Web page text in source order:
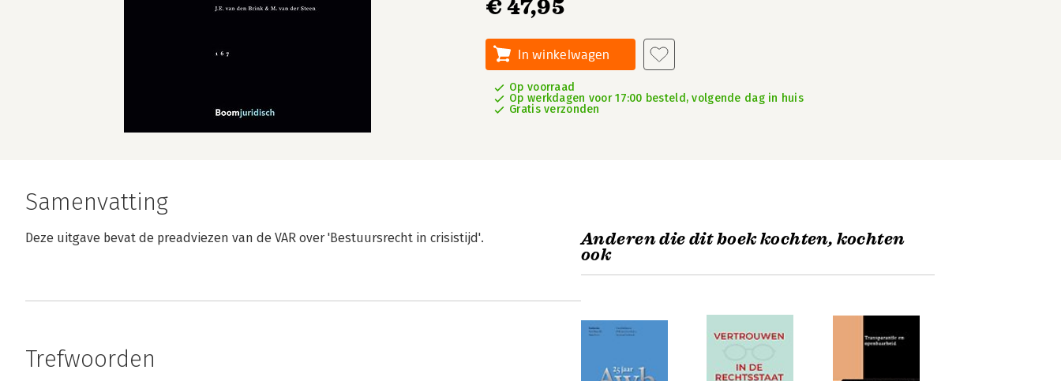
€ 47,95
In winkelwagen
Op voorraad
Op werkdagen voor 17:00 besteld, volgende dag in huis
Gratis verzonden
Samenvatting
Deze uitgave bevat de preadviezen van de VAR over 'Bestuursrecht in crisistijd'.
Trefwoorden
Anderen die dit boek kochten, kochten
ook